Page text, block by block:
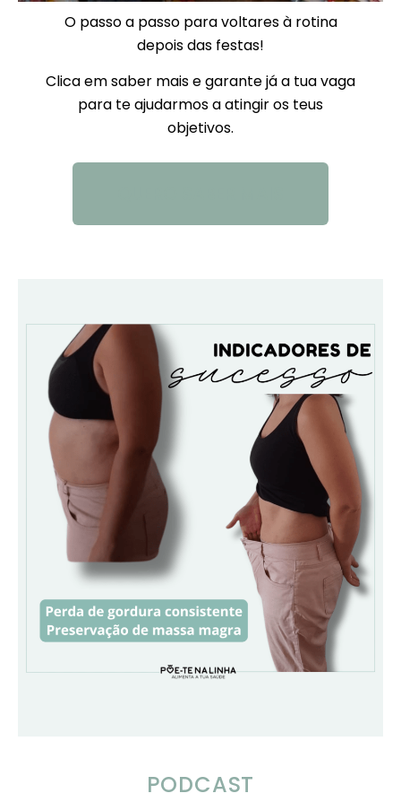
O passo a passo para voltares à rotina
depois das festas!
Clica em saber mais e garante já a tua vaga
para te ajudarmos a atingir os teus
objetivos.
PODCAST